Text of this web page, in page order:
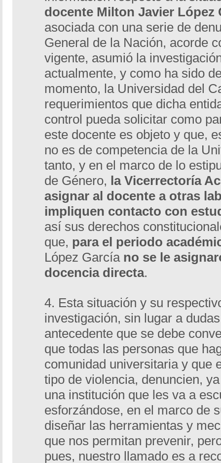
docente Milton Javier López
asociada con una serie de
General de la Nación, acorde
vigente, asumió la
actualmente, y como ha sido
momento, la Universidad del
requerimientos que dicha
control pueda solicitar como
este docente es objeto y que,
no es de competencia de la
tanto, y en el marco de lo
de Género, la Vicerrectoría
asignar al docente a otras
impliquen contacto con
así sus derechos
que, para el periodo
López García no se le
docencia directa.
4. Esta situación y su
investigación, sin lugar a
antecedente que se debe
que todas las personas que
comunidad universitaria y que
tipo de violencia, denuncien,
una institución que les va a
esforzándose, en el marco de
diseñar las herramientas y
que nos permitan prevenir,
pues, nuestro llamado es a